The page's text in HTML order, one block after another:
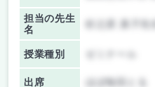
担当の先生
名
授業種別
出席 ほぼ毎回とる